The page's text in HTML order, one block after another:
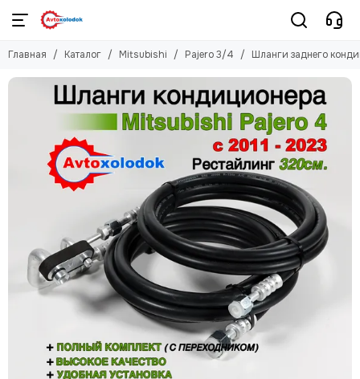
Mitsubishi
Pajero 3/4
Pajero Sport
Главная Каталог Mitsubishi Pajero 3/4 Шланги заднего